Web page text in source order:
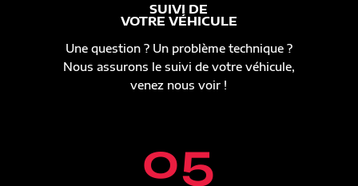
SUIVI DE
VOTRE VÉHICULE
Une question ? Un problème technique ?
Nous assurons le suivi de votre véhicule,
venez nous voir !
05